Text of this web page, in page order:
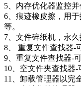
5、内存优化器监控并
6、痕迹橡皮擦，用
等。
7、文件碎纸机，永
8、 重复文件查找器-
9、重复文件查找器-
10、空文件夹查找器-
11、卸载管理器以完